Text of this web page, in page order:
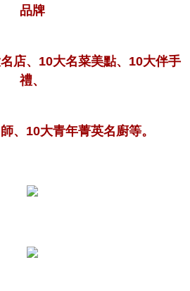
品牌
店、10大名菜美點、10大伴手
禮、
、10大青年菁英名廚等。